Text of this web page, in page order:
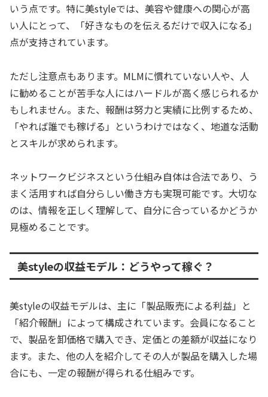
いう点です。特に美styleでは、美容や健康への関心が高
い人にとって、「好きなものを伝えるだけで収入になる」
点が支持されています。
ただし注意点もあります。MLMに慣れていない人や、人
に勧めることが苦手な人にはハードルが高く感じられるか
もしれません。また、報酬は努力と実績に比例するため、
「やれば誰でも稼げる」というわけではなく、地道な活動
とスキルが求められます。
ネットワークビジネスという仕組み自体は合法であり、う
まく活用すれば自分らしい働き方も実現可能です。大切な
のは、情報を正しく理解して、自分に合っているかどうか
見極めることです。
美styleの収益モデル：どうやって稼ぐ？
美styleの収益モデルは、主に「製品販売による利益」と
「紹介報酬」によって構成されています。会員になること
で、製品を卸価格で購入でき、定価との差額が収益になり
ます。また、他の人を紹介してその人が製品を購入した場
合にも、一定の報酬が得られる仕組みです。